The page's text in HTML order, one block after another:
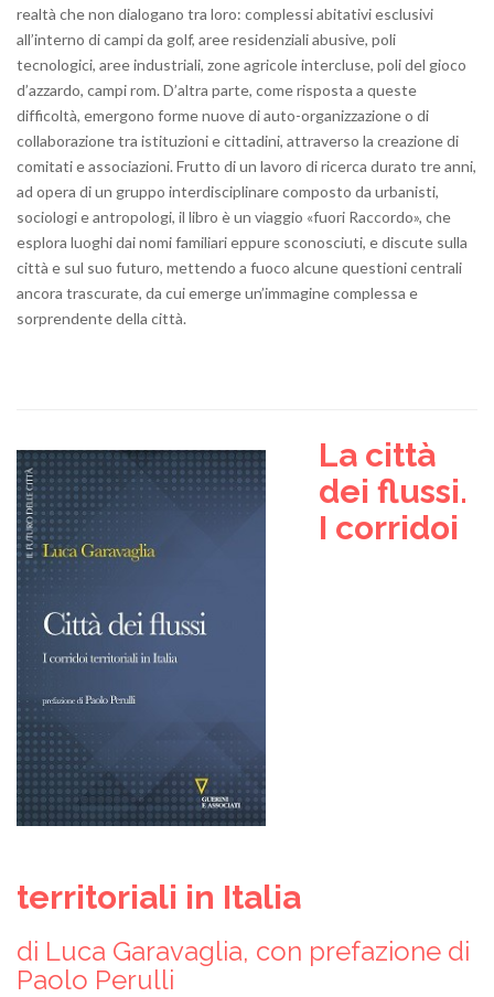
realtà che non dialogano tra loro: complessi abitativi esclusivi
all’interno di campi da golf, aree residenziali abusive, poli
tecnologici, aree industriali, zone agricole intercluse, poli del gioco
d’azzardo, campi rom. D’altra parte, come risposta a queste
difficoltà, emergono forme nuove di auto-organizzazione o di
collaborazione tra istituzioni e cittadini, attraverso la creazione di
comitati e associazioni. Frutto di un lavoro di ricerca durato tre anni,
ad opera di un gruppo interdisciplinare composto da urbanisti,
sociologi e antropologi, il libro è un viaggio «fuori Raccordo», che
esplora luoghi dai nomi familiari eppure sconosciuti, e discute sulla
città e sul suo futuro, mettendo a fuoco alcune questioni centrali
ancora trascurate, da cui emerge un’immagine complessa e
sorprendente della città.
La città
dei flussi.
I corridoi
territoriali in Italia
di Luca Garavaglia, con prefazione di
Paolo Perulli